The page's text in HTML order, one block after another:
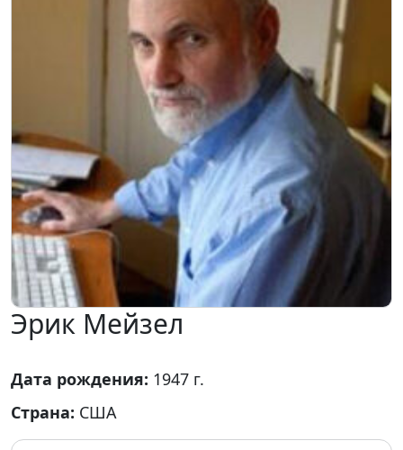
Эрик Мейзел
Дата рождения: 1947 г.
Страна: США